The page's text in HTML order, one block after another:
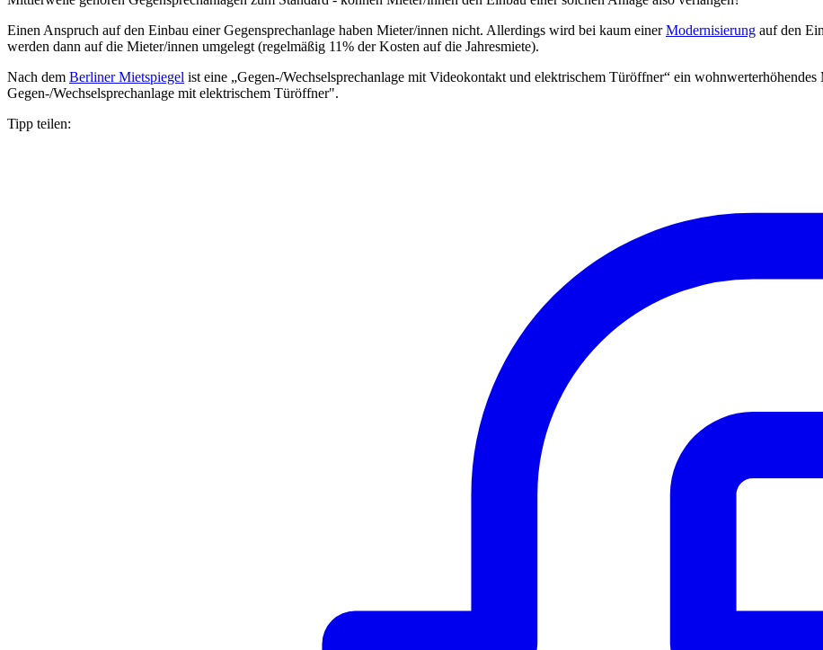
Einen Anspruch auf den Einbau einer Gegensprechanlage haben Mieter/innen nicht. Allerdings wird bei kaum einerModernisierung auf den
werden dann auf die Mieter/innen umgelegt (regelmäßig 11% der Kosten auf die Jahresmiete).
Nach dem Berliner Mietspiegel ist eine „Gegen-/Wechselsprechanlage mit Videokontakt und elektrischem Türöffner“ ein
Gegen-/Wechselsprechanlage mit elektrischem Türöffner".
Tipp teilen: